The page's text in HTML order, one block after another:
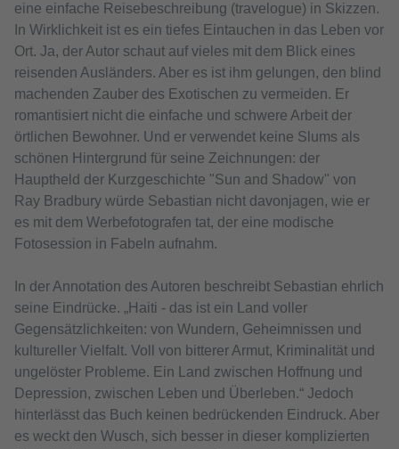
eine einfache Reisebeschreibung (travelogue) in Skizzen.
In Wirklichkeit ist es ein tiefes Eintauchen in das Leben vor
Ort. Ja, der Autor schaut auf vieles mit dem Blick eines
reisenden Ausländers. Aber es ist ihm gelungen, den blind
machenden Zauber des Exotischen zu vermeiden. Er
romantisiert nicht die einfache und schwere Arbeit der
örtlichen Bewohner. Und er verwendet keine Slums als
schönen Hintergrund für seine Zeichnungen: der
Hauptheld der Kurzgeschichte "Sun and Shadow" von
Ray Bradbury würde Sebastian nicht davonjagen, wie er
es mit dem Werbefotografen tat, der eine modische
Fotosession in Fabeln aufnahm.
In der Annotation des Autoren beschreibt Sebastian ehrlich
seine Eindrücke. „Haiti - das ist ein Land voller
Gegensätzlichkeiten: von Wundern, Geheimnissen und
kultureller Vielfalt. Voll von bitterer Armut, Kriminalität und
ungelöster Probleme. Ein Land zwischen Hoffnung und
Depression, zwischen Leben und Überleben.“ Jedoch
hinterlässt das Buch keinen bedrückenden Eindruck. Aber
es weckt den Wusch, sich besser in dieser komplizierten